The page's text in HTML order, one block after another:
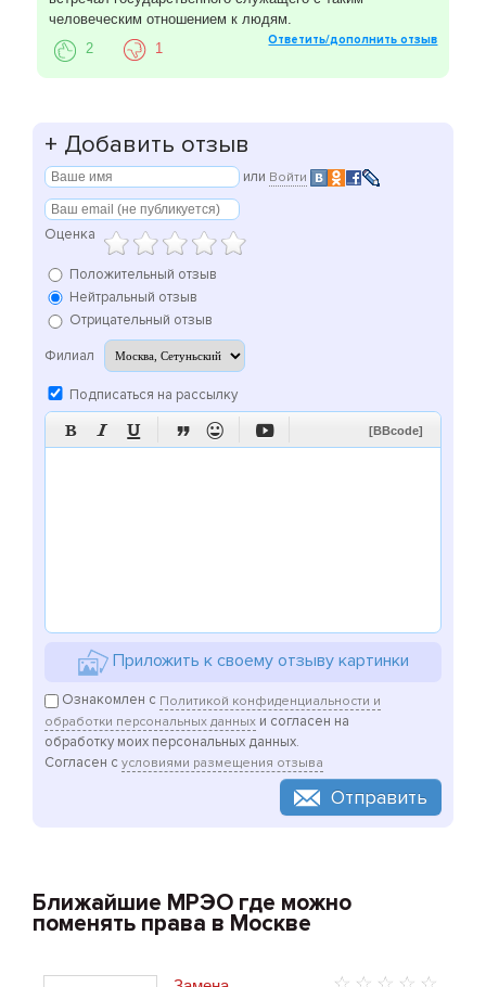
человеческим отношением к людям.
Ответить/дополнить отзыв
2 1
+ Добавить отзыв
или Войти
Оценка
Положительный отзыв
Нейтральный отзыв
Отрицательный отзыв
Филиал
Подписаться на рассылку
      [BBcode]
Приложить к своему отзыву картинки
Ознакомлен с Политикой конфиденциальности и
обработки персональных данных и согласен на
обработку моих персональных данных.
Согласен с условиями размещения отзыва
Отправить
Ближайшие МРЭО где можно
поменять права в Москве